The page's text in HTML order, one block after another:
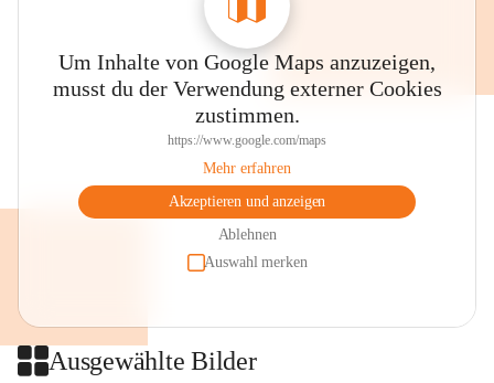
Um Inhalte von Google Maps anzuzeigen,
musst du der Verwendung externer Cookies
zustimmen.
https://www.google.com/maps
Mehr erfahren
Akzeptieren und anzeigen
Ablehnen
Auswahl merken
Ausgewählte Bilder